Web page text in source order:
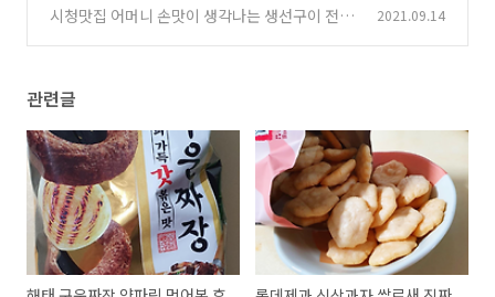
시청맛집 어머니 손맛이 생각나는 생선구이 전문
2021.09.14
관련글